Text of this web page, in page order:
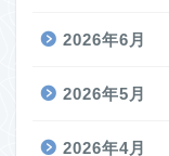
2026年6月
2026年5月
2026年4月